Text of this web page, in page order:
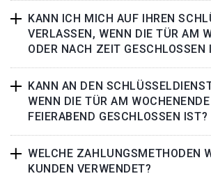
KANN ICH MICH AUF IHREN
VERLASSEN, WENN DIE TÜR AM
ODER NACH ZEIT GESCHLOSSEN
KANN AN DEN
WENN DIE TÜR AM
FEIERABEND GESCHLOSSEN IST?
WELCHE ZAHLUNGSMETHODEN
KUNDEN VERWENDET?